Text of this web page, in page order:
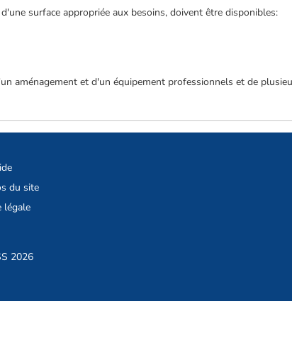
surface appropriée aux besoins, doivent être disponibles:
aménagement et d'un équipement professionnels et de
du site
légale
2026